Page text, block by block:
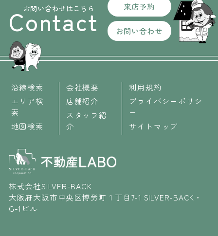
お問い合わせはこちら
Contact 来店予約
お問い合わせ
沿線検索
エリア検
索
地図検索
会社概要
店舗紹介
スタッフ紹
介
利用規約
プライバシーポリシ
ー
サイトマップ
株式会社SILVER-BACK
大阪府大阪市中央区博労町１丁目7-1 SILVER-BACK・
G-1ビル